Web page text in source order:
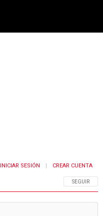
SIGA ESTA
SEGUIR
INICIAR SESIÓN CREAR CUENTA